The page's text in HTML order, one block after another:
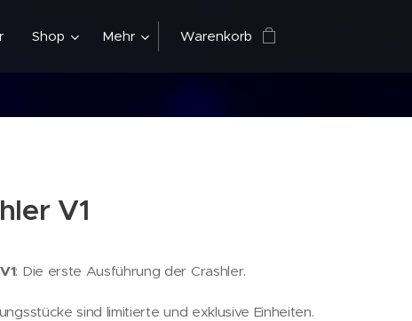
Shop Mehr Warenkorb
V1
: Die erste Ausführung der Crashler.
sind limitierte und exklusive Einheiten.